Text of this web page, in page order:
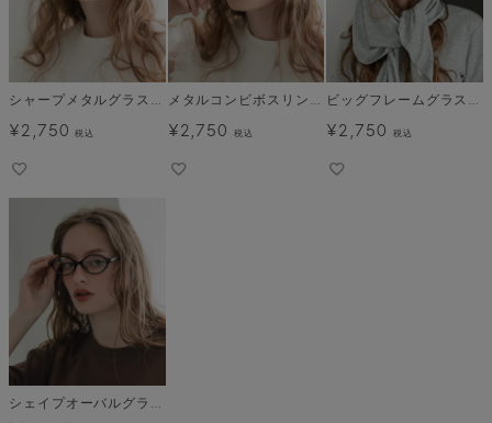
シャープメタルグラス メール便
¥2,750 税込
メタルコンビボスリントングラス メール便
¥2,750 税込
ビッグフレームグラス メール便
¥2,750 税込
シェイプオーバルグラス メール便